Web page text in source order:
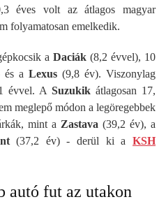
éves volt az átlagos magyar
folyamatosan emelkedik.
a Daciák (8,2 évvel), 10
és a Lexus(9,8 év). Viszonylag
évvel. A Suzukik átlagosan 17,
meglepő módon a legöregebbek
mint a Zastava (39,2 év), a
(37,2 év) - derül ki aKSH
autó fut az utakon